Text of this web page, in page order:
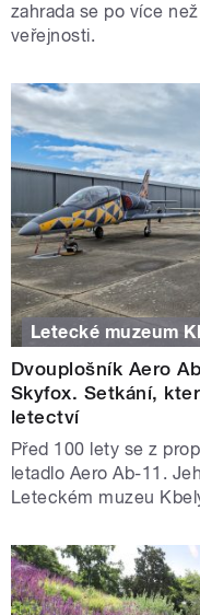
zahrada se po více
veřejnosti.
Letecké muzeum
Dvouplošník Aero
Skyfox. Setkání,
letectví
Před 100 lety se z
letadlo Aero Ab-11.
Leteckém muzeu